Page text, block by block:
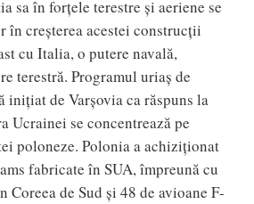
sa în forțele terestre și aeriene se
în creșterea acestei construcții
cu Italia, o putere navală,
terestră. Programul uriaș de
inițiat de Varșovia ca răspuns la
Ucrainei se concentrează pe
poloneze. Polonia a achiziționat
fabricate în SUA, împreună cu
Coreea de Sud și 48 de avioane F-